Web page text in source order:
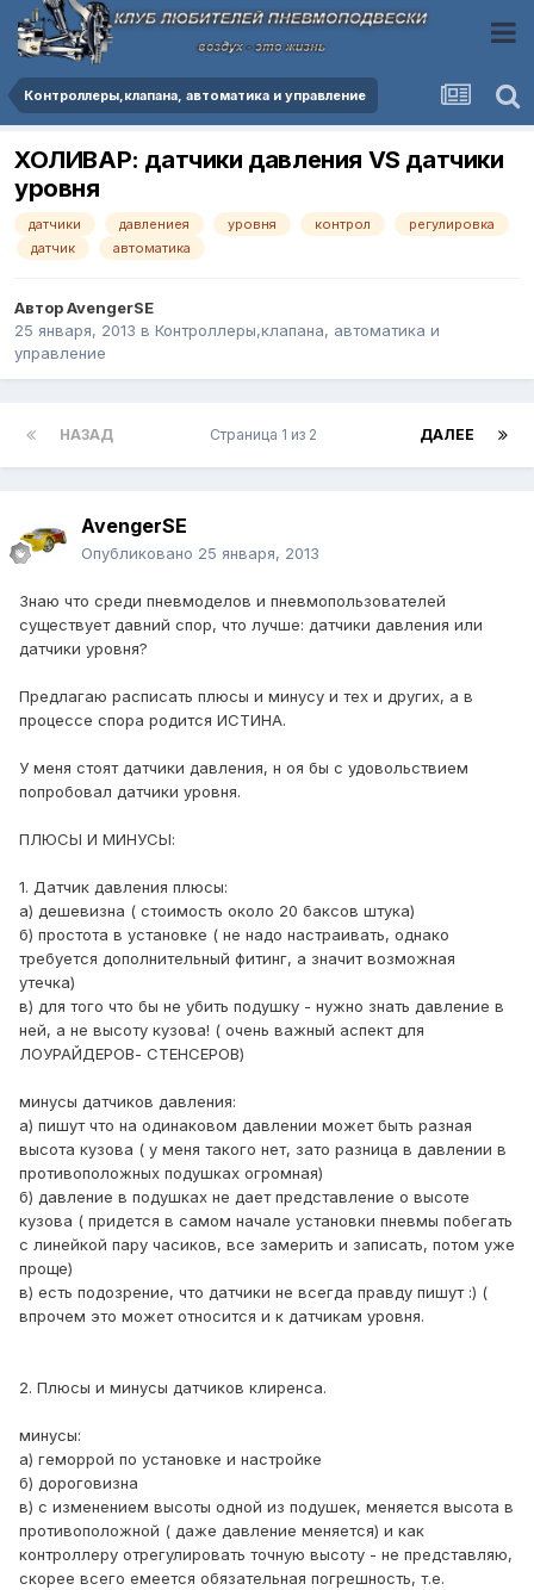
Контроллеры,клапана, автоматика и управление
ХОЛИВАР: датчики давления VS датчики
уровня
датчики давлениея уровня контрол
регулировка
датчик
автоматика
АвторAvengerSE
25 января, 2013 в Контроллеры,клапана, автоматика и
управление
НАЗАД ДАЛЕЕ
Страница 1 из 2
AvengerSE
Опубликовано 25 января, 2013
Знаю что среди пневмоделов и пневмопользователей
существует давний спор, что лучше: датчики давления или
датчики уровня?
Предлагаю расписать плюсы и минусу и тех и других, а в
процессе спора родится ИСТИНА.
У меня стоят датчики давления, н оя бы с удовольствием
попробовал датчики уровня.
ПЛЮСЫ И МИНУСЫ:
1. Датчик давления плюсы:
а) дешевизна ( стоимость около 20 баксов штука)
б) простота в установке ( не надо настраивать, однако
требуется дополнительный фитинг, а значит возможная
утечка)
в) для того что бы не убить подушку - нужно знать давление в
ней, а не высоту кузова! ( очень важный аспект для
ЛОУРАЙДЕРОВ- СТЕНСЕРОВ)
минусы датчиков давления:
а) пишут что на одинаковом давлении может быть разная
высота кузова ( у меня такого нет, зато разница в давлении в
противоположных подушках огромная)
б) давление в подушках не дает представление о высоте
кузова ( придется в самом начале установки пневмы побегать
с линейкой пару часиков, все замерить и записать, потом уже
проще)
в) есть подозрение, что датчики не всегда правду пишут :) (
впрочем это может относится и к датчикам уровня.
2. Плюсы и минусы датчиков клиренса.
минусы:
а) геморрой по установке и настройке
б) дороговизна
в) с изменением высоты одной из подушек, меняется высота в
противоположной ( даже давление меняется) и как
контроллеру отрегулировать точную высоту - не представляю,
скорее всего емеется обязательная погрешность, т.е.